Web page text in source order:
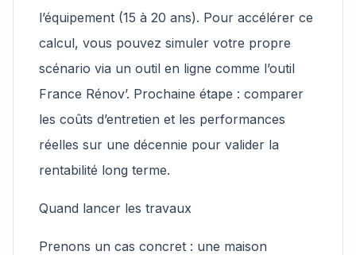
l’équipement (15 à 20 ans). Pour accélérer ce
calcul, vous pouvez simuler votre propre
scénario via un outil en ligne comme l’outil
France Rénov’. Prochaine étape : comparer
les coûts d’entretien et les performances
réelles sur une décennie pour valider la
rentabilité long terme.
Quand lancer les travaux
Prenons un cas concret : une maison